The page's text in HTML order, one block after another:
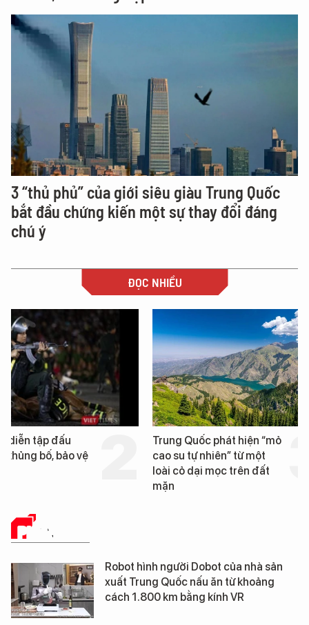
3 “thủ phủ” của giới siêu giàu Trung Quốc
bắt đầu chứng kiến một sự thay đổi đáng
chú ý
ĐỌC NHIỀU
Trung Quốc phát hiện “mỏ
cao su tự nhiên” từ một
Loạt dự án bất động
Đà Nẵng sắp bị kiểm
PHÂN TÍCH
Robot hình người Dobot của nhà sản
xuất Trung Quốc nấu ăn từ khoảng
cách 1.800 km bằng kính VR